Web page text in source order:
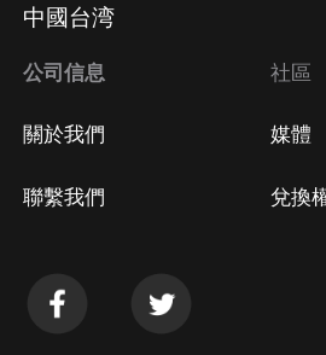
中國台湾
公司信息
關於我們
聯繫我們
社區
媒體
兌換